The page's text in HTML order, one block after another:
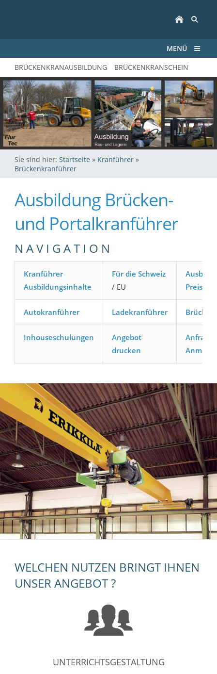
MENÜ
BRÜCKENKRANAUSBILDUNG BRÜCKENKRANSCHEIN
Sie sind hier: Startseite » Kranführer »
Brückenkranführer
Ausbildung Brücken-
und Portalkranführer
N A V I G A T I O N
Kranführer
Ausbildungsinhalte
Für die Schweiz
/ EU
Preise
Autokranführer Ladekranführer
Inhouseschulungen
Angebot
drucken
Anfrage -
WELCHEN NUTZEN BRINGT IHNEN
UNSER ANGEBOT ?
UNTERRICHTSGESTALTUNG